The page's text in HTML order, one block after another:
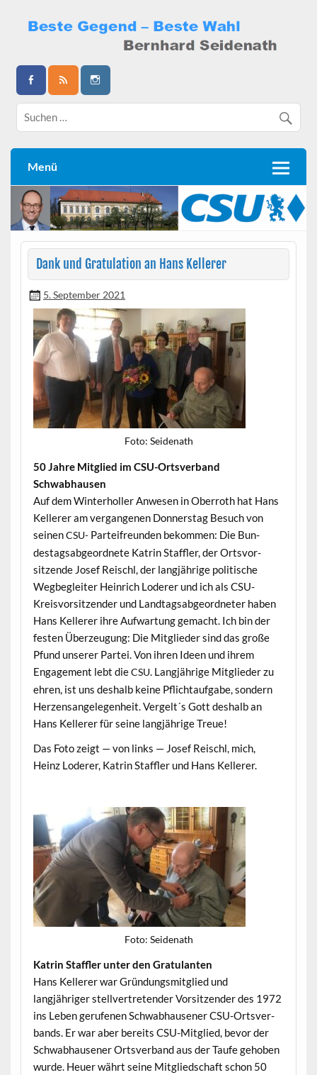
content
Bernhard Seidenath
Menü
Dank und Gratulation an Hans Kellerer
5. September 2021
Foto: Sei­de­nath
50 Jahre Mit­glied im CSU-Ortsver­band
Schwabhausen
Auf dem Win­ter­holler Anwe­sen in Ober­roth hat Hans
Kellerer am ver­gan­genen Don­ner­stag Besuch von
seinenCSU-Parteifre­un­den bekom­men: Die Bun­
destagsab­ge­ord­nete Katrin Staffler, der Ortsvor­
sitzende Josef Reis­chl, der langjährige poli­tis­che
Weg­be­gleit­er Hein­rich Loder­er und ich als CSU-
Kreisvor­sitzen­der und Land­tagsab­ge­ord­neter haben
Hans Kellerer ihre Aufwartung gemacht. Ich bin der
fes­ten Überzeu­gung: Die Mit­glieder sind das große
Pfund unser­er Partei. Von ihren Ideen und ihrem
Engage­ment lebt dieCSU. Langjährige Mit­glieder zu
ehren, ist uns deshalb keine Pflich­tauf­gabe, son­dern
Herzen­san­gele­gen­heit. Vergelt´s Gott deshalb an
Hans Kellerer für seine langjährige Treue!
Das Foto zeigt — von links — Josef Reis­chl, mich,
Heinz Loder­er, Katrin Staffler und Hans Kellerer.
Foto: Sei­de­nath
Katrin Staffler unter den Gratulanten
Hans Kellerer war Grün­dungsmit­glied und
langjähriger stel­lvertre­tender Vor­sitzen­der des 1972
ins Leben gerufe­nen Schwab­hausen­er CSU-Ortsver­
bands. Er war aber bere­its CSU-Mit­glied, bevor der
Schwab­hausen­er Ortsver­band aus der Taufe gehoben
wurde. Heuer währt seine Mit­glied­schaft schon 50